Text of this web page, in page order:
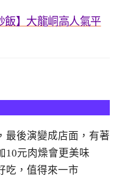
】大龍峒高人氣平
最後演變成店面，有著
10元肉燥會更美味
吃，值得來一市